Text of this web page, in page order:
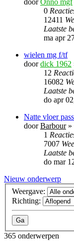
0
12411
Laatste
ma apr
wielen mg f/tf
doordick 1962
12
16082
Laatste
do apr
Natte vloer
doorBarbour»
1
7007
Laatste
do mar
Nieuw onderwerp
Weergave:
Richting:
365 onderwerpen